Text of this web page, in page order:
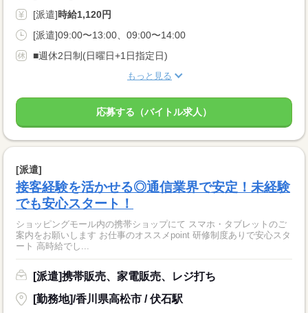
[派遣]時給1,120円
[派遣]09:00〜13:00、09:00〜14:00
■週休2日制(日曜日+1日指定日)
もっと見る
応募する（バイトル求人）
[派遣]
接客経験を活かせる◎通信業界で安定！未経験
でも安心スタート！
ショッピングモール内の携帯ショップにて スマホ・タブレットのご
案内をお願いします お仕事のオススメpoint 研修制度ありで安心スタ
ート 高時給でし...
[派遣]携帯販売、家電販売、レジ打ち
[勤務地]/香川県高松市 / 伏石駅